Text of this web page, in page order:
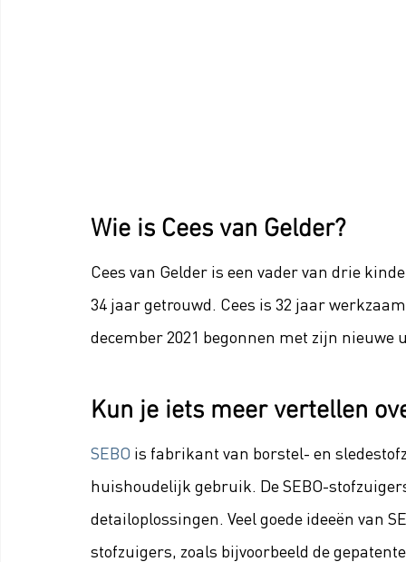
Wie is Cees van Gelder?
Cees van Gelder is een vader van drie
34 jaar getrouwd. Cees is 32 jaar
december 2021 begonnen met zijn nieuwe
Kun je iets meer vertellen
SEBO is fabrikant van borstel- en
huishoudelijk gebruik. De SEBO-
detailoplossingen. Veel goede ideeën van
stofzuigers, zoals bijvoorbeeld de